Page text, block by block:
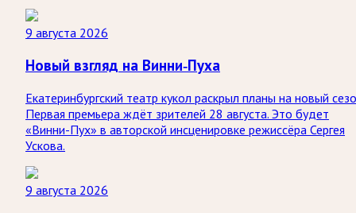
9 августа 2026
Новый взгляд на Винни-Пуха
Екатеринбургский театр кукол раскрыл планы на новый
Первая премьера ждёт зрителей 28 августа. Это будет
«Винни-Пух» в авторской инсценировке режиссёра Сергея
Ускова.
9 августа 2026